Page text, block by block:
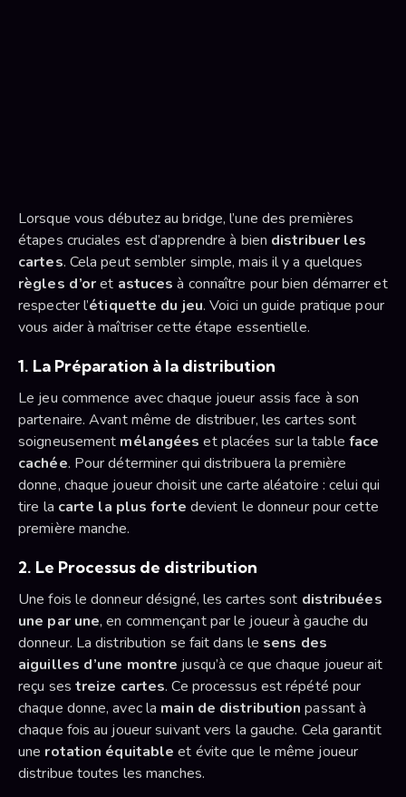
Lorsque vous débutez au bridge, l’une des premières
étapes cruciales est d’apprendre à bien distribuer les
cartes. Cela peut sembler simple, mais il y a quelques
règles d’oret astuces à connaître pour bien démarrer et
respecter l’étiquette du jeu. Voici un guide pratique pour
vous aider à maîtriser cette étape essentielle.
1. La Préparation à la distribution
Le jeu commence avec chaque joueur assis face à son
partenaire. Avant même de distribuer, les cartes sont
soigneusement mélangées et placées sur la table face
cachée. Pour déterminer qui distribuera la première
donne, chaque joueur choisit une carte aléatoire : celui qui
tire la carte la plus forte devient le donneur pour cette
première manche.
2. Le Processus de distribution
Une fois le donneur désigné, les cartes sont distribuées
une par une, en commençant par le joueur à gauche du
donneur. La distribution se fait dans le sens des
aiguilles d’une montre jusqu’à ce que chaque joueur ait
reçu ses treize cartes. Ce processus est répété pour
chaque donne, avec la main de distribution passant à
chaque fois au joueur suivant vers la gauche. Cela garantit
une rotation équitable et évite que le même joueur
distribue toutes les manches.